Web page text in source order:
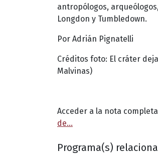
antropólogos,
Longdon y Tumbledown.
Por Adrián Pignatelli
Créditos foto: El cráter
Malvinas)
Acceder a la nota
de…
Programa(s)